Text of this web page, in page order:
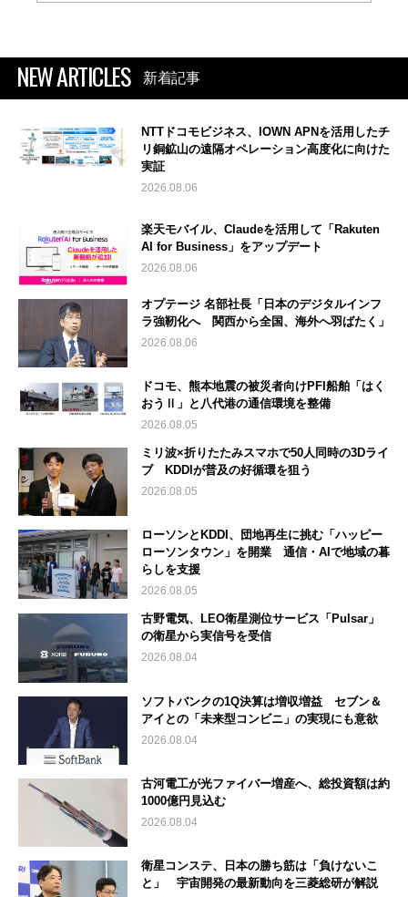
NEW ARTICLES 新着記事
NTTドコモビジネス、IOWN APNを活用したチ
リ銅鉱山の遠隔オペレーション高度化に向けた
実証
2026.08.06
楽天モバイル、Claudeを活用して「Rakuten
AI for Business」をアップデート
2026.08.06
オプテージ 名部社長「日本のデジタルインフ
ラ強靭化へ 関西から全国、海外へ羽ばたく」
2026.08.06
ドコモ、熊本地震の被災者向けPFI船舶「はく
おうⅡ」と八代港の通信環境を整備
2026.08.05
ミリ波×折りたたみスマホで50人同時の3Dライ
ブ KDDIが普及の好循環を狙う
2026.08.05
ローソンとKDDI、団地再生に挑む「ハッピー
ローソンタウン」を開業 通信・AIで地域の暮
らしを支援
2026.08.05
古野電気、LEO衛星測位サービス「Pulsar」
の衛星から実信号を受信
2026.08.04
ソフトバンクの1Q決算は増収増益 セブン＆
アイとの「未来型コンビニ」の実現にも意欲
2026.08.04
古河電工が光ファイバー増産へ、総投資額は約
1000億円見込む
2026.08.04
衛星コンステ、日本の勝ち筋は「負けないこ
と」 宇宙開発の最新動向を三菱総研が解説